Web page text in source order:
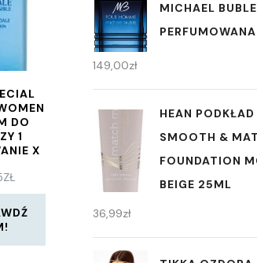
DO
1
X
ZŁ
MICHAEL
149,00zł
HEAN
SMOOTH &
FOUNDATION
BEIGE 25ML
36,99zł